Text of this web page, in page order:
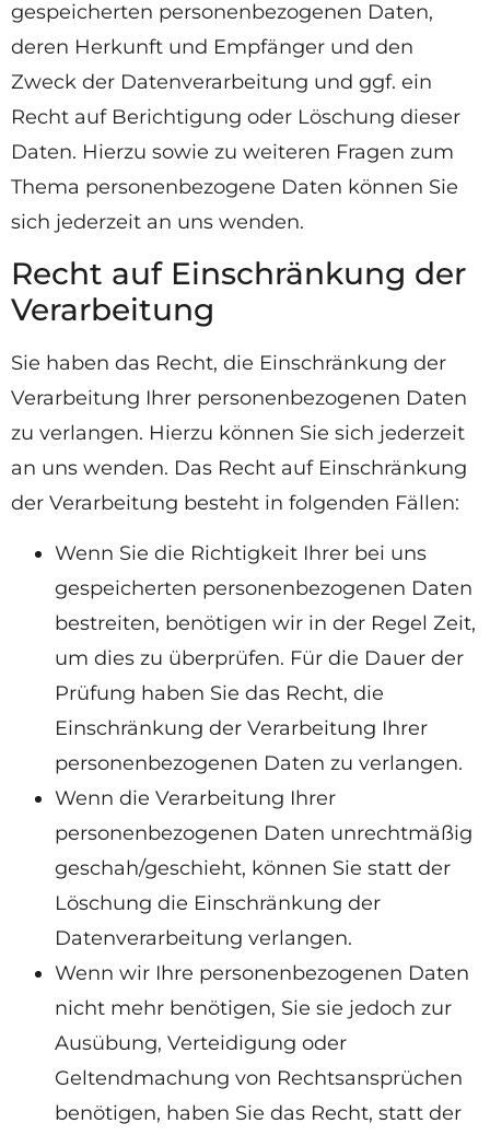
gespeicherten personenbezogenen Daten,
deren Herkunft und Empfänger und den
Zweck der Datenverarbeitung und ggf. ein
Recht auf Berichtigung oder Löschung dieser
Daten. Hierzu sowie zu weiteren Fragen zum
Thema personenbezogene Daten können Sie
sich jederzeit an uns wenden.
Recht auf Einschränkung der
Verarbeitung
Sie haben das Recht, die Einschränkung der
Verarbeitung Ihrer personenbezogenen Daten
zu verlangen. Hierzu können Sie sich jederzeit
an uns wenden. Das Recht auf Einschränkung
der Verarbeitung besteht in folgenden Fällen:
Wenn Sie die Richtigkeit Ihrer bei uns
gespeicherten personenbezogenen Daten
bestreiten, benötigen wir in der Regel Zeit,
um dies zu überprüfen. Für die Dauer der
Prüfung haben Sie das Recht, die
Einschränkung der Verarbeitung Ihrer
personenbezogenen Daten zu verlangen.
Wenn die Verarbeitung Ihrer
personenbezogenen Daten unrechtmäßig
geschah/geschieht, können Sie statt der
Löschung die Einschränkung der
Datenverarbeitung verlangen.
Wenn wir Ihre personenbezogenen Daten
nicht mehr benötigen, Sie sie jedoch zur
Ausübung, Verteidigung oder
Geltendmachung von Rechtsansprüchen
benötigen, haben Sie das Recht, statt der